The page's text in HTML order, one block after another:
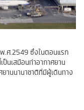
.ศ.2549 ซึ่งในตอนแรก
ป็นเสมือนท่าอากาศยาน
านนานาชาติที่มีผู้เดินทาง